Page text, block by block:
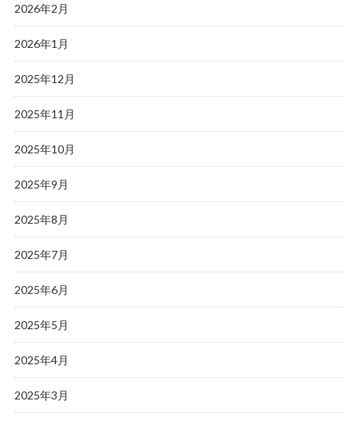
2026年2月
2026年1月
2025年12月
2025年11月
2025年10月
2025年9月
2025年8月
2025年7月
2025年6月
2025年5月
2025年4月
2025年3月